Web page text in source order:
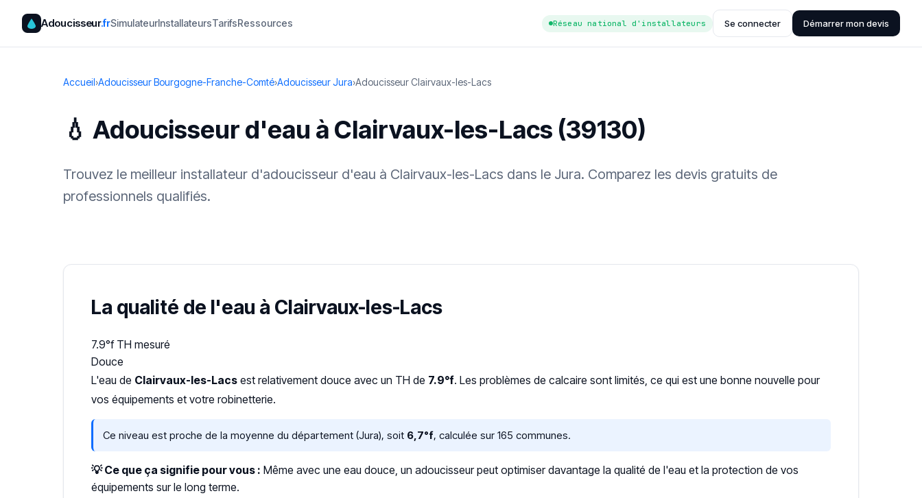
Adoucisseur.frSimulateurInstallateursTarifsRessources Réseau national d'installateurs Se connecter Démarrer mon devis
Accueil›Adoucisseur Bourgogne-Franche-Comté›Adoucisseur Jura›Adoucisseur Clairvaux-les-Lacs
💧 Adoucisseur d'eau à Clairvaux-les-Lacs (39130)
Trouvez le meilleur installateur d'adoucisseur d'eau à Clairvaux-les-Lacs dans le Jura. Comparez les devis gratuits de
professionnels qualifiés.
La qualité de l'eau à Clairvaux-les-Lacs
7.9°f TH mesuré
Douce
L'eau de Clairvaux-les-Lacs est relativement douce avec un TH de 7.9°f. Les problèmes de calcaire sont limités, ce qui est une bonne nouvelle pour
vos équipements et votre robinetterie.
Ce niveau est proche de la moyenne du département (Jura), soit 6,7°f, calculée sur 165 communes.
💡 Ce que ça signifie pour vous : Même avec une eau douce, un adoucisseur peut optimiser davantage la qualité de l'eau et la protection de vos
équipements sur le long terme.